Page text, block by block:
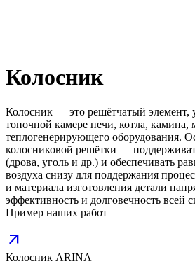
Колосник
Колосник — это решётчатый элемент,
топочной камере печи, котла, камина,
теплогенерирующего оборудования.
колосниковой решётки —
(дрова, уголь и др.) и обеспечивать
воздуха снизу для поддержания
и материала изготовления детали
эффективность и долговечность всей
Пример наших работ
arrow_outward
Колосник ARINA